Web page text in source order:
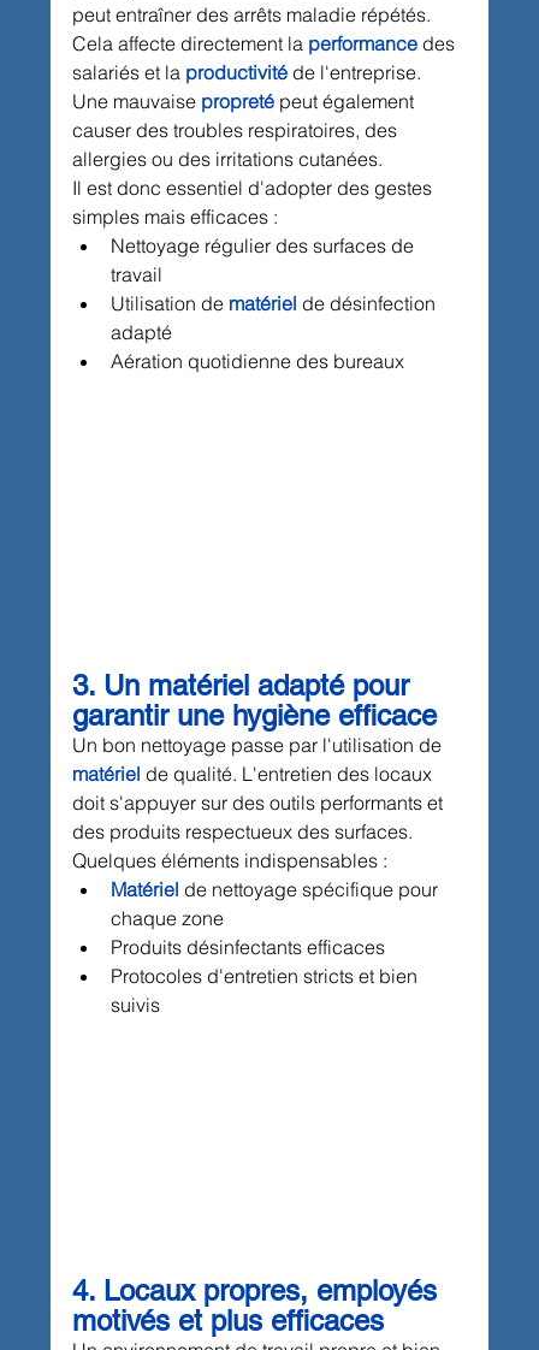
peut entraîner des arrêts maladie répétés.
Cela affecte directement la performance des
salariés et la productivité de l'entreprise.
Une mauvaise propreté peut également
causer des troubles respiratoires, des
allergies ou des irritations cutanées.
Il est donc essentiel d'adopter des gestes
simples mais efficaces :
Nettoyage régulier des surfaces de
travail
Utilisation de matériel de désinfection
adapté
Aération quotidienne des bureaux
3. Un matériel adapté pour
garantir une hygiène efficace
Un bon nettoyage passe par l'utilisation de
matériel de qualité. L'entretien des locaux
doit s'appuyer sur des outils performants et
des produits respectueux des surfaces.
Quelques éléments indispensables :
Matériel de nettoyage spécifique pour
chaque zone
Produits désinfectants efficaces
Protocoles d'entretien stricts et bien
suivis
4. Locaux propres, employés
motivés et plus efficaces